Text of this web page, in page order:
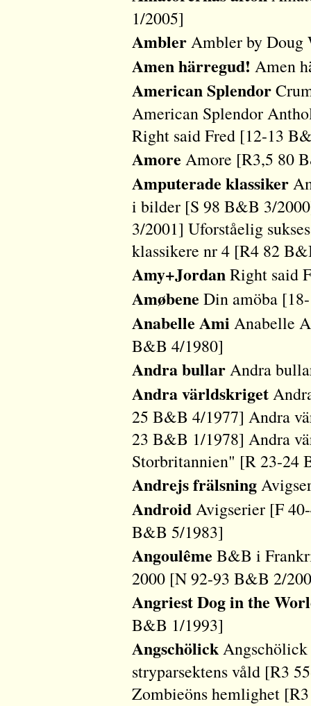
1/2005]
AmblerAmbler by Doug
Amen härregud! Amen
American Splendor
American Splendor
Right said Fred [12-13
Amore Amore [R3,5 80
Amputerade klassiker
i bilder [S 98 B&B 3/
3/2001] Uforståelig
klassikere nr 4 [R4 82
Amy+JordanRight said
Amøbene Din amöba
Anabelle Ami Anabelle
B&B 4/1980]
Andra bullarAndra
Andra världskriget
25 B&B 4/1977] Andra
23 B&B 1/1978] Andra
Storbritannien" [R 23-24
Andrejs frälsning
AndroidAvigserier [F
B&B 5/1983]
Angoulême B&B i
2000 [N 92-93 B&B 2/
Angriest Dog in the
B&B 1/1993]
Angschölick
stryparsektens våld [R3
Zombieöns hemlighet